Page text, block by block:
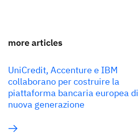
more articles
UniCredit, Accenture e IBM
collaborano per costruire la
piattaforma bancaria europea di
nuova generazione